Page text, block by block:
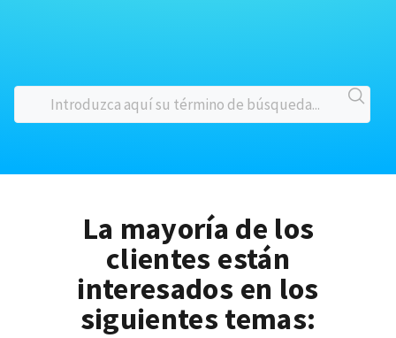
La mayoría de los
clientes están
interesados en los
siguientes temas: